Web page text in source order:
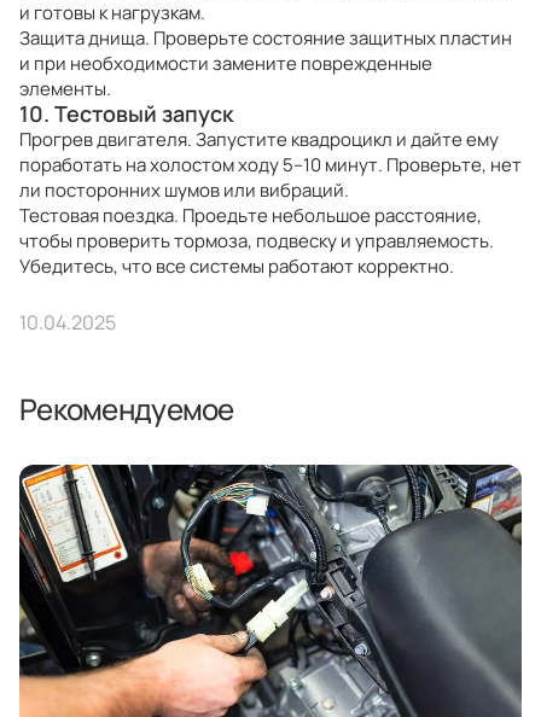
и готовы к нагрузкам.
Защита днища. Проверьте состояние защитных пластин
и при необходимости замените поврежденные
элементы.
10. Тестовый запуск
Прогрев двигателя. Запустите квадроцикл и дайте ему
поработать на холостом ходу 5–10 минут. Проверьте, нет
ли посторонних шумов или вибраций.
Тестовая поездка. Проедьте небольшое расстояние,
чтобы проверить тормоза, подвеску и управляемость.
Убедитесь, что все системы работают корректно.
10.04.2025
Рекомендуемое